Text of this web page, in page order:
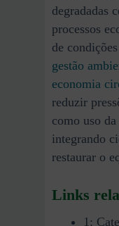
degradadas
processos
de
gestão
economia
reduzir
como uso
integrando
restaurar o
Links
1: